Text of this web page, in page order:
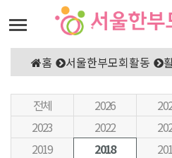
홈 서울한부모회활동
전체 2026
2023
2022
2019
2018